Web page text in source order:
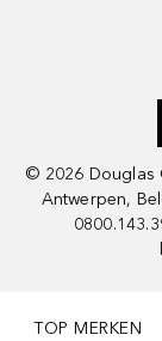
© 2026 Douglas
Antwerpen,
TOP MERKEN